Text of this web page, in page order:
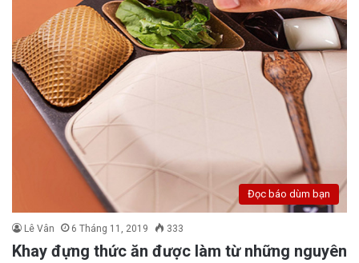
Đọc báo dùm bạn
Lê Vân 6 Tháng 11, 2019 333
Khay đựng thức ăn được làm từ những nguyên